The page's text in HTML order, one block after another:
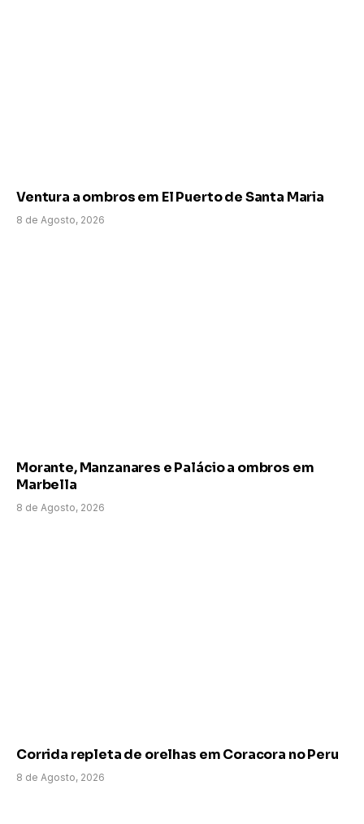
Ventura a ombros em El Puerto de Santa Maria
8 de Agosto, 2026
Morante, Manzanares e Palácio a ombros em
Marbella
8 de Agosto, 2026
Corrida repleta de orelhas em Coracora no Peru
8 de Agosto, 2026